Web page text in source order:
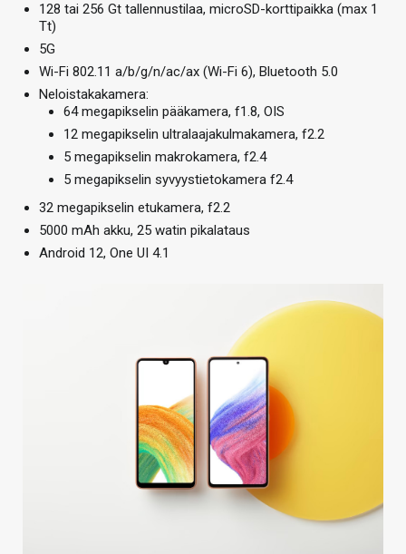
128 tai 256 Gt tallennustilaa, microSD-korttipaikka (max 1
Tt)
5G
Wi-Fi 802.11 a/b/g/n/ac/ax (Wi-Fi 6), Bluetooth 5.0
Neloistakakamera:
64 megapikselin pääkamera, f1.8, OIS
12 megapikselin ultralaajakulmakamera, f2.2
5 megapikselin makrokamera, f2.4
5 megapikselin syvyystietokamera f2.4
32 megapikselin etukamera, f2.2
5000 mAh akku, 25 watin pikalataus
Android 12, One UI 4.1